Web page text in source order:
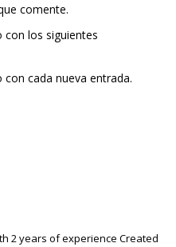
comente.
con los siguientes
cada nueva entrada.
2 years of experience Created